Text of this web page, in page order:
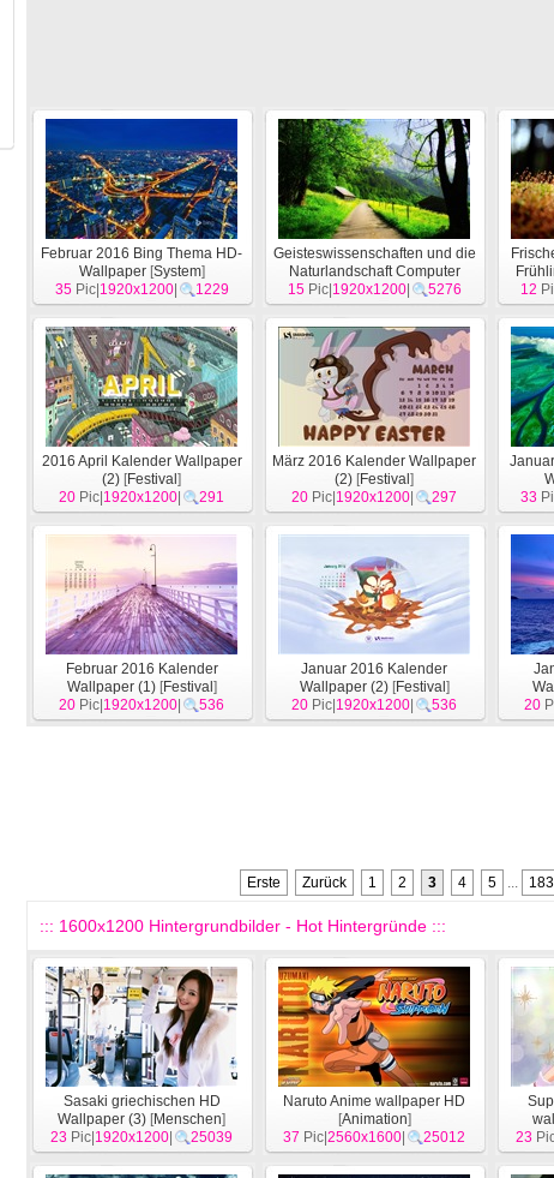
Februar 2016 Bing Thema HD-
Wallpaper[System]
35Pic| 1920x1200| 1229
Geisteswissenschaften und die
Naturlandschaft Computer
Tapeten[Landschaft]
15Pic| 1920x1200| 5276 12
2016 April Kalender Wallpaper
(2) [Festival ]
20 Pic| 1920x1200 291
März 2016 Kalender Wallpaper
(2) [Festival ]
20 Pic| 1920x1200 297
33
Februar 2016 Kalender
Wallpaper (1)[Festival ]
20 Pic| 1920x1200 536
Januar 2016 Kalender
Wallpaper (2)[Festival ]
20 Pic| 1920x1200 536
20
Erste Zurück 1 2 3 4 5 ... 183
::: 1600x1200 Hintergrundbilder - Hot Hintergründe :::
Sasaki griechischen HD
Wallpaper (3) [Menschen]
23 Pic| 1920x1200 25039
Naruto Anime wallpaper HD
[Animation]
37 Pic| 2560x1600 25012
23